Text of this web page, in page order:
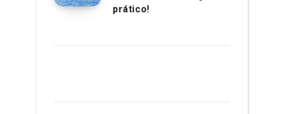
prático!